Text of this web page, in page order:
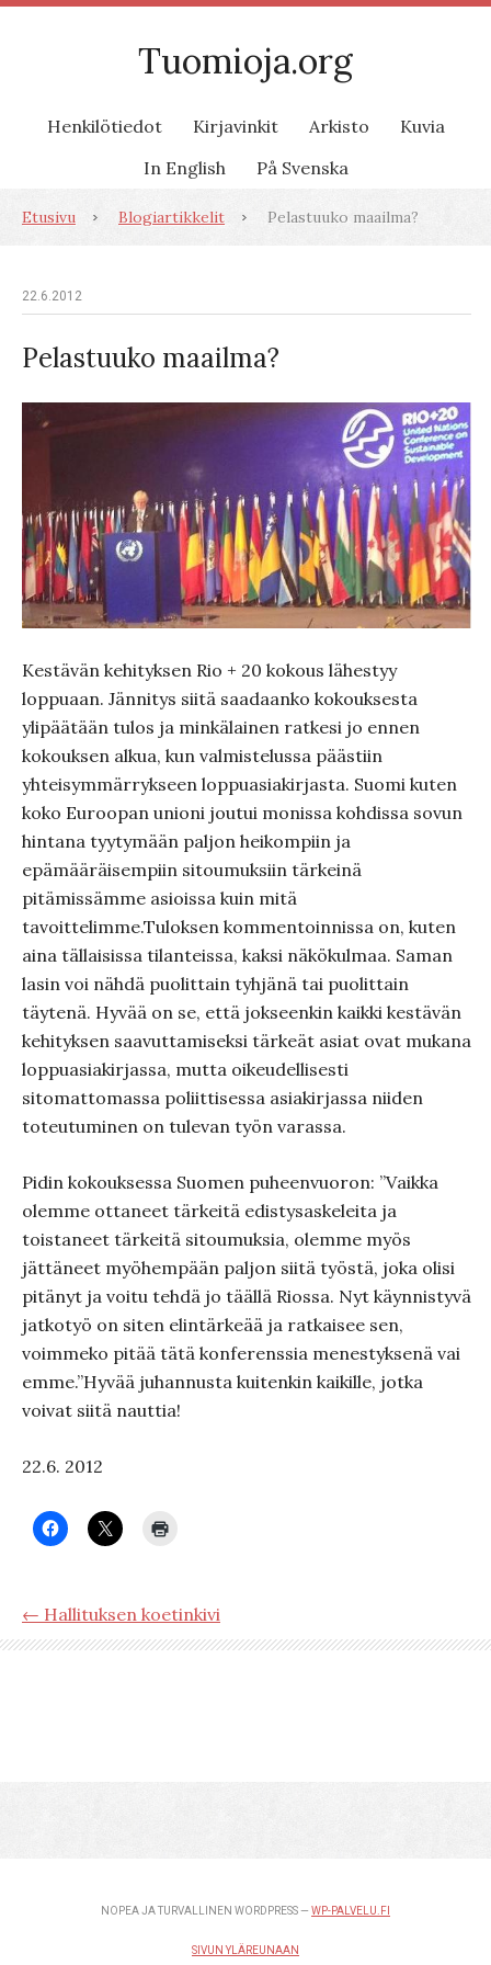
Tuomioja.org
Henkilötiedot Kirjavinkit Arkisto
Kuvia
In English
På Svenska
Etusivu Blogiartikkelit Pelastuuko maailma?
22.6.2012
Pelastuuko maailma?
Kestävän kehityksen Rio + 20 kokous lähestyy
loppuaan. Jännitys siitä saadaanko kokouksesta
ylipäätään tulos ja minkälainen ratkesi jo ennen
kokouksen alkua, kun valmistelussa päästiin
yhteisymmärrykseen loppuasiakirjasta. Suomi kuten
koko Euroopan unioni joutui monissa kohdissa sovun
hintana tyytymään paljon heikompiin ja
epämääräisempiin sitoumuksiin tärkeinä
pitämissämme asioissa kuin mitä
tavoittelimme.Tuloksen kommentoinnissa on, kuten
aina tällaisissa tilanteissa, kaksi näkökulmaa. Saman
lasin voi nähdä puolittain tyhjänä tai puolittain
täytenä. Hyvää on se, että jokseenkin kaikki kestävän
kehityksen saavuttamiseksi tärkeät asiat ovat mukana
loppuasiakirjassa, mutta oikeudellisesti
sitomattomassa poliittisessa asiakirjassa niiden
toteutuminen on tulevan työn varassa.
Pidin kokouksessa Suomen puheenvuoron: ”Vaikka
olemme ottaneet tärkeitä edistysaskeleita ja
toistaneet tärkeitä sitoumuksia, olemme myös
jättäneet myöhempään paljon siitä työstä, joka olisi
pitänyt ja voitu tehdä jo täällä Riossa. Nyt käynnistyvä
jatkotyö on siten elintärkeää ja ratkaisee sen,
voimmeko pitää tätä konferenssia menestyksenä vai
emme.”Hyvää juhannusta kuitenkin kaikille, jotka
voivat siitä nauttia!
22.6. 2012
← Hallituksen koetinkivi
NOPEA JA TURVALLINEN WORDPRESS — WP-PALVELU.FI
SIVUN YLÄREUNAAN